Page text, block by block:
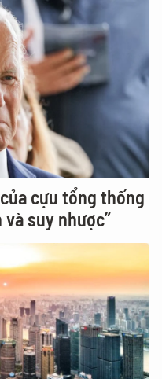
cựu tổng thống
suy nhược”